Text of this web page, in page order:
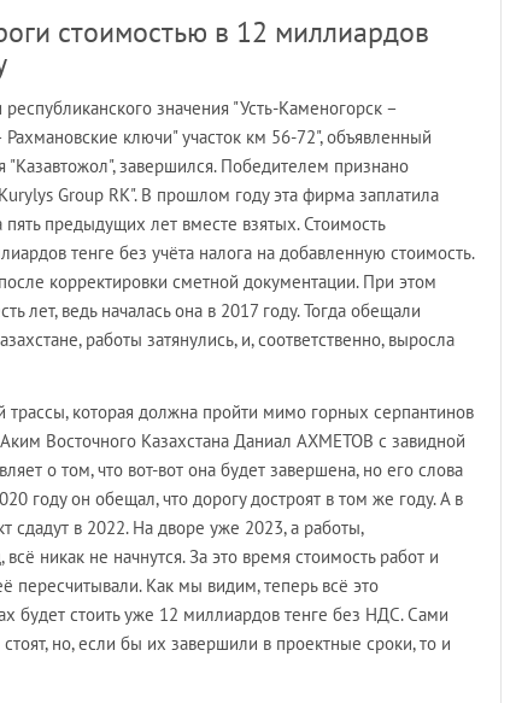
стоимостью в 12 миллиардов
значения "Усть-Каменогорск –
ключи" участок км 56-72", объявленный
завершился. Победителем признано
Group RK". В прошлом году эта фирма заплатила
предыдущих лет вместе взятых. Стоимость
тенге без учёта налога на добавленную стоимость.
корректировки сметной документации. При этом
лет, ведь началась она в 2017 году. Тогда обещали
работы затянулись, и, соответственно, выросла
трассы, которая должна пройти мимо горных серпантинов
Аким Восточного Казахстана Даниал АХМЕТОВ с завидной
о том, что вот-вот она будет завершена, но его слова
году он обещал, что дорогу достроят в том же году. А в
сдадут в 2022. На дворе уже 2023, а работы,
никак не начнутся. За это время стоимость работ и
пересчитывали. Как мы видим, теперь всё это
будет стоить уже 12 миллиардов тенге без НДС. Сами
но, если бы их завершили в проектные сроки, то и